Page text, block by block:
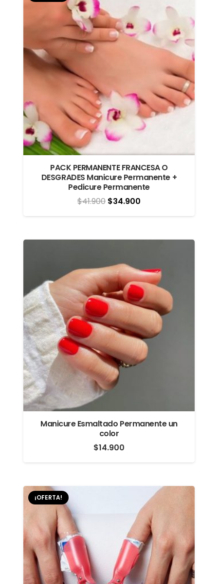
PACK PERMANENTE FRANCESA O
DESGRADES Manicure Permanente +
Pedicure Permanente
$41.900 El
precio
era:
$34.900
precio
es:
Manicure Esmaltado Permanente un
color
$14.900
¡OFERTA!